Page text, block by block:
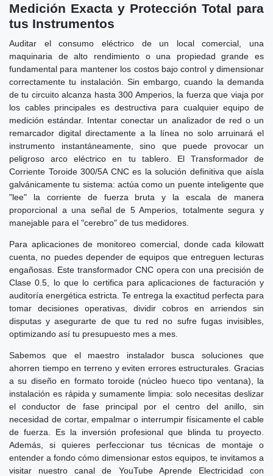
Medición Exacta y Protección Total para
tus Instrumentos
Auditar el consumo eléctrico de un local comercial, una
maquinaria de alto rendimiento o una propiedad grande es
fundamental para mantener los costos bajo control y dimensionar
correctamente tu instalación. Sin embargo, cuando la demanda
de tu circuito alcanza hasta 300 Amperios, la fuerza que viaja por
los cables principales es destructiva para cualquier equipo de
medición estándar. Intentar conectar un analizador de red o un
remarcador digital directamente a la línea no solo arruinará el
instrumento instantáneamente, sino que puede provocar un
peligroso arco eléctrico en tu tablero. El Transformador de
Corriente Toroide 300/5A CNC es la solución definitiva que aísla
galvánicamente tu sistema: actúa como un puente inteligente que
"lee" la corriente de fuerza bruta y la escala de manera
proporcional a una señal de 5 Amperios, totalmente segura y
manejable para el "cerebro" de tus medidores.
Para aplicaciones de monitoreo comercial, donde cada kilowatt
cuenta, no puedes depender de equipos que entreguen lecturas
engañosas. Este transformador CNC opera con una precisión de
Clase 0.5, lo que lo certifica para aplicaciones de facturación y
auditoría energética estricta. Te entrega la exactitud perfecta para
tomar decisiones operativas, dividir cobros en arriendos sin
disputas y asegurarte de que tu red no sufre fugas invisibles,
optimizando así tu presupuesto mes a mes.
Sabemos que el maestro instalador busca soluciones que
ahorren tiempo en terreno y eviten errores estructurales. Gracias
a su diseño en formato toroide (núcleo hueco tipo ventana), la
instalación es rápida y sumamente limpia: solo necesitas deslizar
el conductor de fase principal por el centro del anillo, sin
necesidad de cortar, empalmar o interrumpir físicamente el cable
de fuerza. Es la inversión profesional que blinda tu proyecto.
Además, si quieres perfeccionar tus técnicas de montaje o
entender a fondo cómo dimensionar estos equipos, te invitamos a
visitar nuestro canal de YouTube Aprende Electricidad con